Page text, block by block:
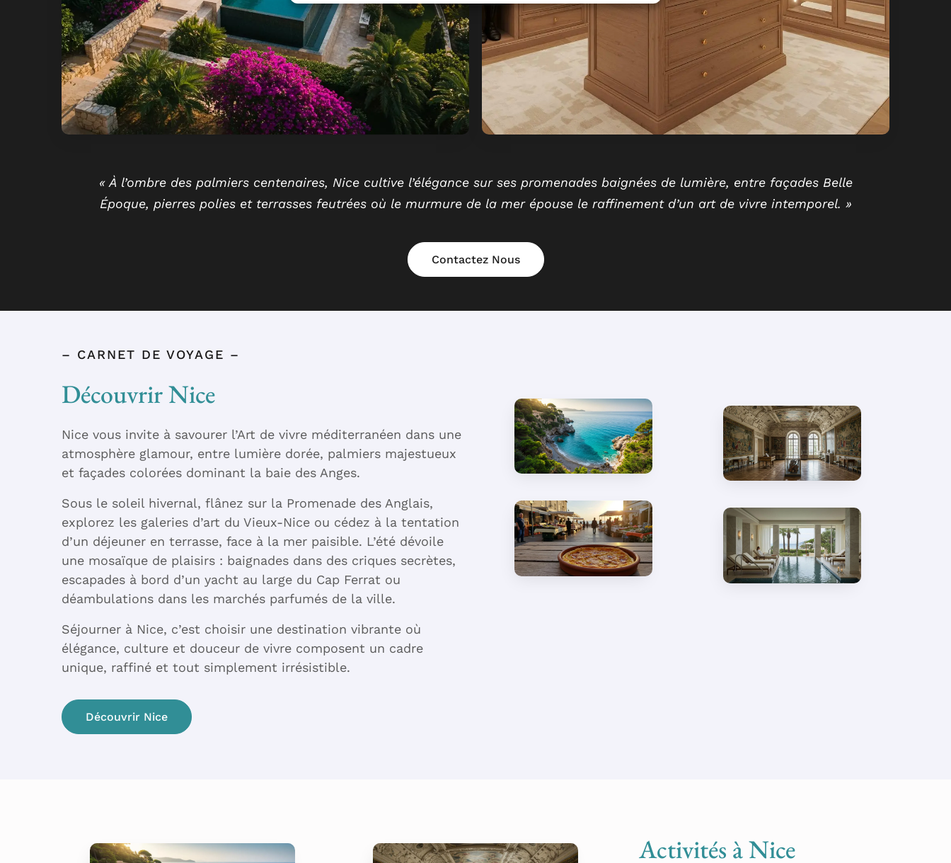
« À l’ombre des palmiers centenaires, Nice cultive l’élégance sur ses promenades baignées de lumière, entre façades Belle
Époque, pierres polies et terrasses feutrées où le murmure de la mer épouse le raffinement d’un art de vivre intemporel. »
Contactez Nous
– CARNET DE VOYAGE –
Découvrir Nice
Nice vous invite à savourer l’Art de vivre méditerranéen dans une
atmosphère glamour, entre lumière dorée, palmiers majestueux
et façades colorées dominant la baie des Anges.
Sous le soleil hivernal, flânez sur la Promenade des Anglais,
explorez les galeries d’art du Vieux-Nice ou cédez à la tentation
d’un déjeuner en terrasse, face à la mer paisible. L’été dévoile
une mosaïque de plaisirs : baignades dans des criques secrètes,
escapades à bord d’un yacht au large du Cap Ferrat ou
déambulations dans les marchés parfumés de la ville.
Séjourner à Nice, c’est choisir une destination vibrante où
élégance, culture et douceur de vivre composent un cadre
unique, raffiné et tout simplement irrésistible.
Découvrir Nice
Plage de la
Mala : la
crique de Cap-
d’Ail qui se
mérite à pied
Palais Lascaris
à Nice : palais
baroque et 500
instruments
anciens
Activités à Nice